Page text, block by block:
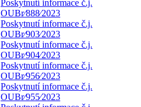
Poskytnutí informace č.j.
OUBr⁄888⁄2023
Poskytnutí informace č.j.
OUBr⁄903⁄2023
Poskytnutí informace č.j.
OUBr⁄904⁄2023
Poskytnutí informace č.j.
OUBr⁄956⁄2023
Poskytnutí informace č.j.
OUBr⁄955⁄2023